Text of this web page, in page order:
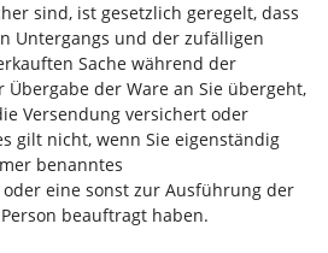
sind, ist gesetzlich geregelt, dass
Untergangs und der zufälligen
Sache während der
der Ware an Sie übergeht,
Versendung versichert oder
gilt nicht, wenn Sie eigenständig
benanntes
eine sonst zur Ausführung der
beauftragt haben.